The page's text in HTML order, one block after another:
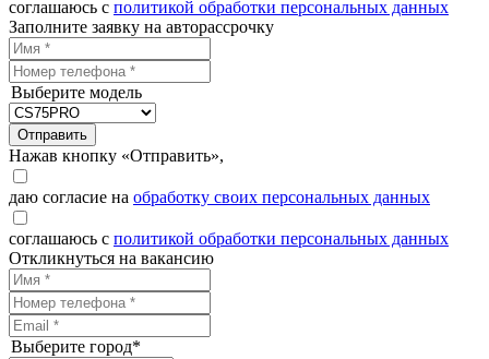
соглашаюсь с политикой обработки персональных данных
Заполните заявку на авторассрочку
Выберите модель
Отправить
Нажав кнопку «Отправить»,
даю согласие на обработку своих персональных данных
соглашаюсь с политикой обработки персональных данных
Откликнуться на вакансию
Выберите город*